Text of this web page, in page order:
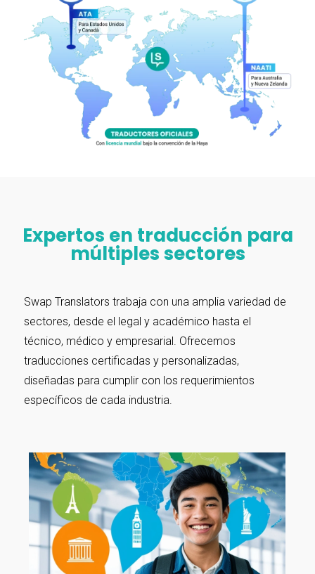
Expertos en traducción para
múltiples sectores
Swap Translators trabaja con una amplia variedad de
sectores, desde el legal y académico hasta el
técnico, médico y empresarial. Ofrecemos
traducciones certificadas y personalizadas,
diseñadas para cumplir con los requerimientos
específicos de cada industria.